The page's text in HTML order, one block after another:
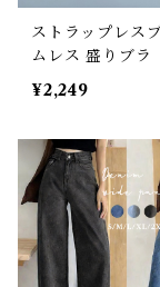
ストラップレス
ムレス 盛りブラ
¥2,249